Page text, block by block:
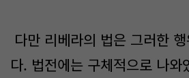
다만 리베라의 법은 그러한
다. 법전에는 구체적으로 나와